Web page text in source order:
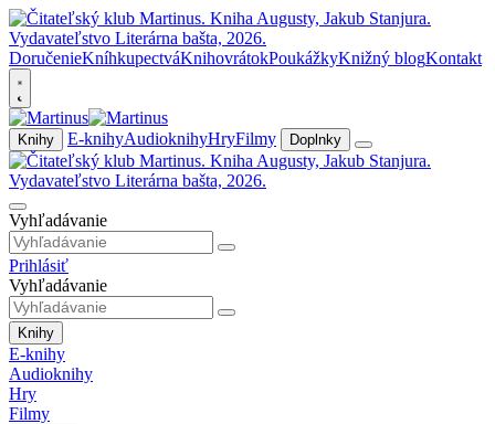
DoručenieKníhkupectváKnihovrátokPoukážkyKnižný blogKontakt
Knihy E-knihyAudioknihyHryFilmy Doplnky
Vyhľadávanie
Prihlásiť
Vyhľadávanie
Knihy
E-knihy
Audioknihy
Hry
Filmy